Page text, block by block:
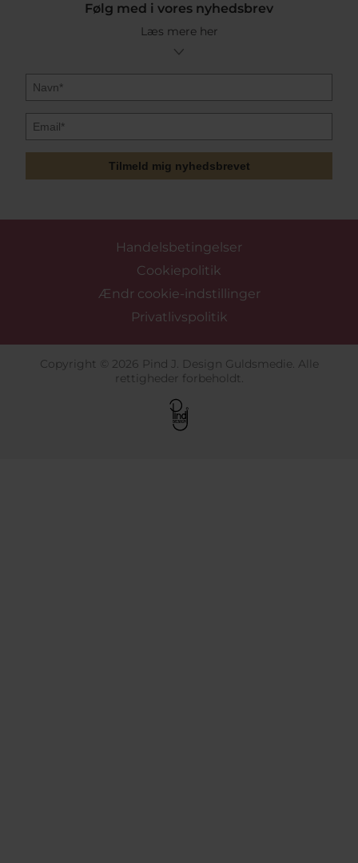
Følg med i vores nyhedsbrev
Læs mere her
Tilmeld mig nyhedsbrevet
Handelsbetingelser
Cookiepolitik
Ændr cookie-indstillinger
Privatlivspolitik
Copyright © 2026 Pind J. Design Guldsmedie. Alle
rettigheder forbeholdt.